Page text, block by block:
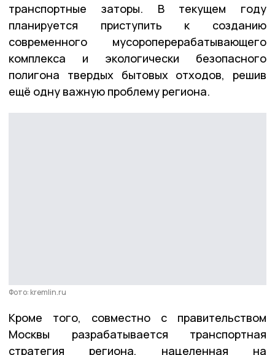
транспортные заторы. В текущем году
планируется приступить к созданию
современного мусороперерабатывающего
комплекса и экологически безопасного
полигона твердых бытовых отходов, решив
ещё одну важную проблему региона.
Фото: kremlin.ru
Кроме того, совместно с правительством
Москвы разрабатывается транспортная
стратегия региона, нацеленная на